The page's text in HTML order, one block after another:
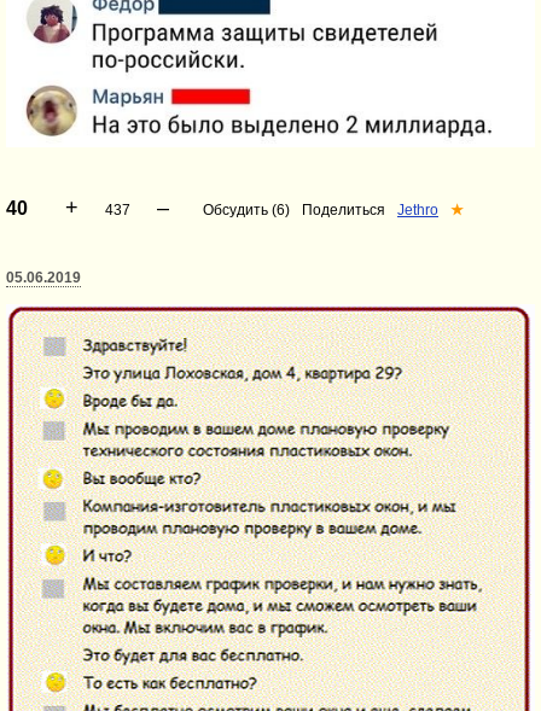
40 + 437 – Обсудить (6) Поделиться Jethro ★
05.06.2019